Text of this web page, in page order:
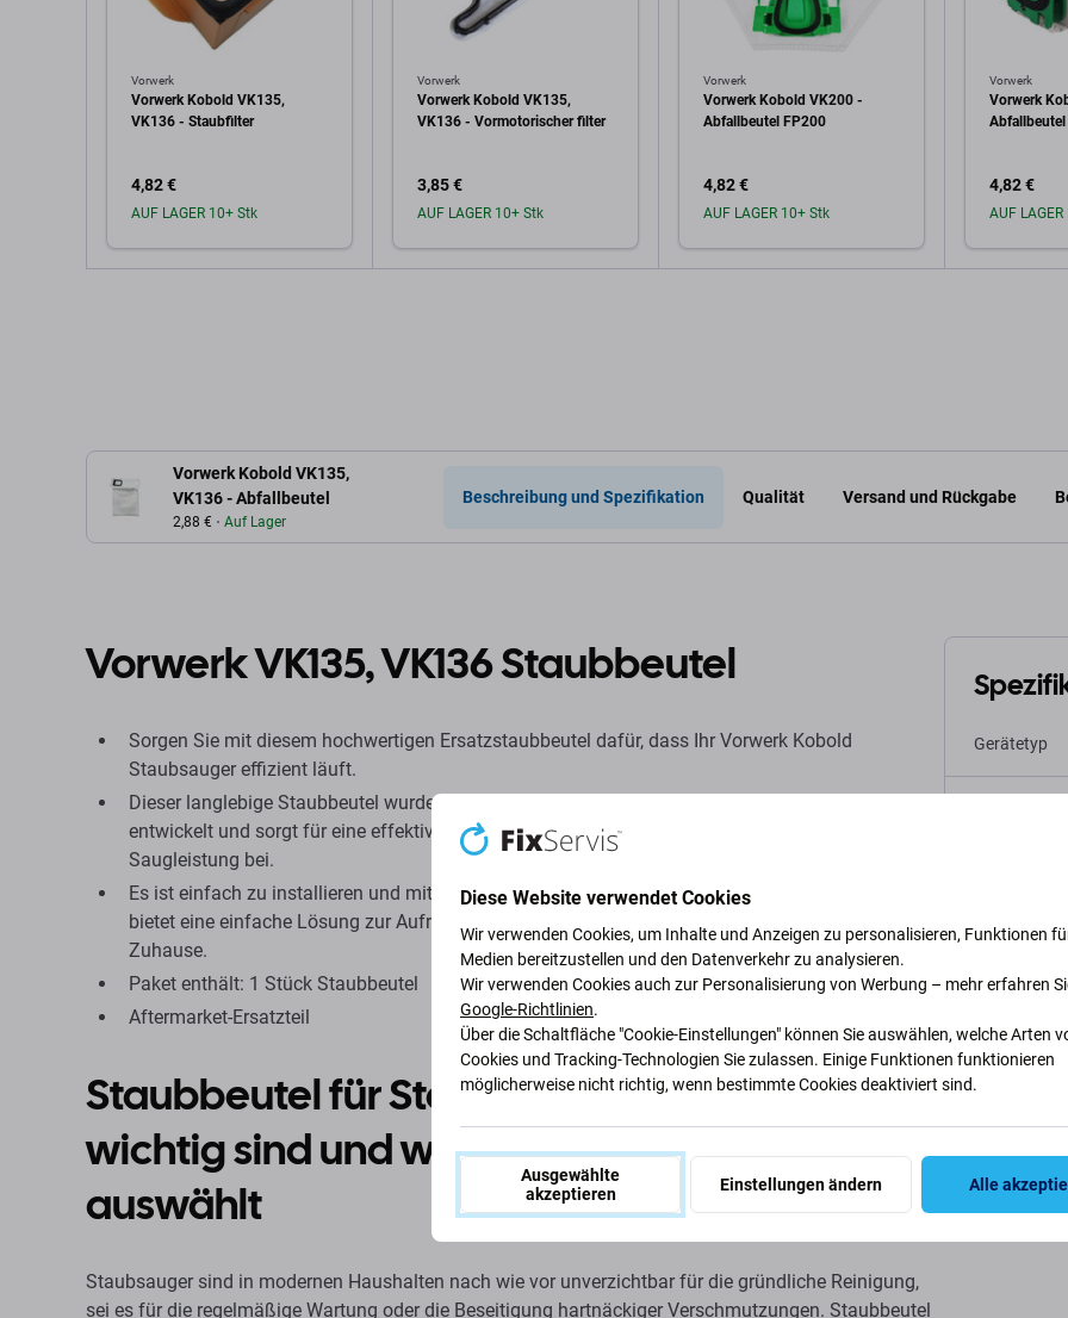
Vorwerk
Vorwerk Kobold VK135,
VK136 - Staubfilter
4,82 €
AUF LAGER 10+ Stk
Vorwerk
Vorwerk Kobold VK135,
VK136 - Vormotorischer filter
3,85 €
AUF LAGER 10+ Stk
Vorwerk
Vorwerk Kobold VK200 -
Abfallbeutel FP200
4,82 €
AUF LAGER 10+ Stk
Vorwerk
Vorwerk
4,82 €
AUF
Vorwerk Kobold VK135,
VK136 - Abfallbeutel
2,88 € Auf Lager
Beschreibung und Spezifikation Qualität Versand und Rückgabe
Vorwerk VK135, VK136 Staubbeutel
Sorgen Sie mit diesem hochwertigen Ersatzstaubbeutel dafür, dass Ihr Vorwerk Kobold
Staubsauger effizient läuft.
Dieser langlebige Staubbeutel wurde zum Auffangen von Staub, Tierhaaren und Allergenen
entwickelt und sorgt für eine effektive Reinigung und trägt zur Aufrechterhaltung einer optimalen
Saugleistung bei.
Es ist einfach zu installieren und mit verschiedenen Vorwerk Kobold-Modellen kompatibel. Es
bietet eine einfache Lösung zur Aufrechterhaltung der Sauberkeit und Luftqualität in Ihrem
Zuhause.
Paket enthält: 1 Stück Staubbeutel
Aftermarket-Ersatzteil
Staubbeutel für Staubsauger – Warum sie
wichtig sind und wie man die richtigen
auswählt
Staubsauger sind in modernen Haushalten nach wie vor unverzichtbar für die gründliche Reinigung,
sei es für die regelmäßige Wartung oder die Beseitigung hartnäckiger Verschmutzungen. Staubbeutel
Gerätetyp
Diese Website verwendet Cookies
Wir verwenden Cookies, um Inhalte und Anzeigen zu personalisieren, Funktionen
Medien bereitzustellen und den Datenverkehr zu analysieren.
Wir verwenden Cookies auch zur Personalisierung von Werbung – mehr erfahren
Google-Richtlinien.
Über die Schaltfläche "Cookie-Einstellungen" können Sie auswählen, welche Arten
Cookies und Tracking-Technologien Sie zulassen. Einige Funktionen funktionieren
möglicherweise nicht richtig, wenn bestimmte Cookies deaktiviert sind.
Ausgewählte
akzeptieren
Einstellungen ändern Alle